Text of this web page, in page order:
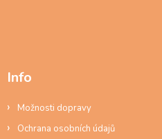
Info
Možnosti dopravy
Ochrana osobních údajů